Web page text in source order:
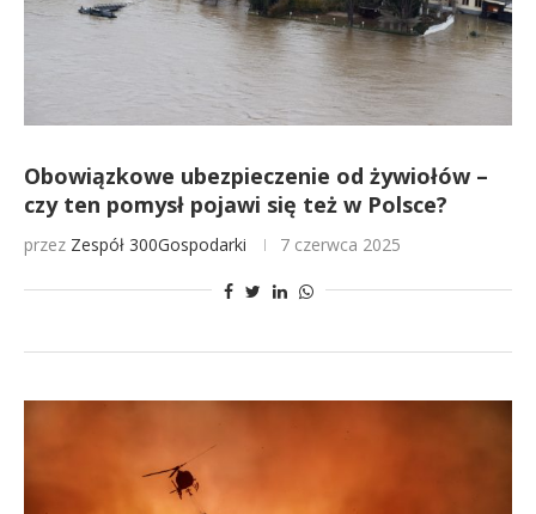
Obowiązkowe ubezpieczenie od żywiołów –
czy ten pomysł pojawi się też w Polsce?
przez Zespół 300Gospodarki 7 czerwca 2025